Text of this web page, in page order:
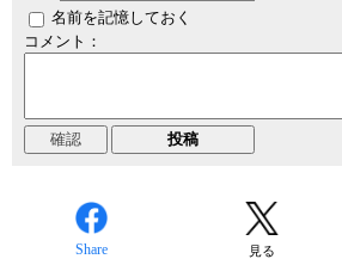
名前を記憶しておく
コメント：
Share 見る